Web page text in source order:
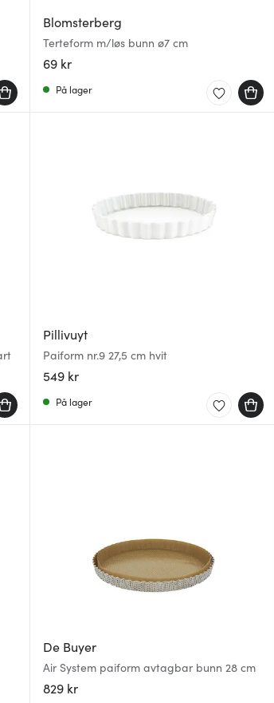
Blomsterberg
Terteform m/løs bunn ø7 cm
69 kr
På lager
Pillivuyt
Paiform nr.9 27,5 cm hvit
549 kr
På lager
De Buyer
Air System paiform avtagbar bunn 28 cm
829 kr